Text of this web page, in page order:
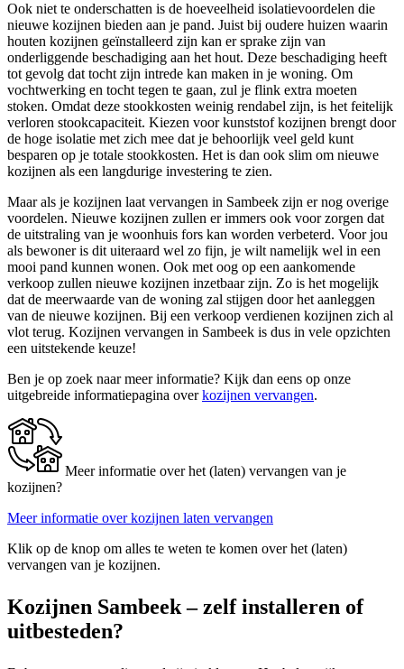
Ook niet te onderschatten is de hoeveelheid isolatievoordelen die
nieuwe kozijnen bieden aan je pand. Juist bij oudere huizen waarin
houten kozijnen geïnstalleerd zijn kan er sprake zijn van
onderliggende beschadiging aan het hout. Deze beschadiging heeft
tot gevolg dat tocht zijn intrede kan maken in je woning. Om
vochtwerking en tocht tegen te gaan, zul je flink extra moeten
stoken. Omdat deze stookkosten weinig rendabel zijn, is het feitelijk
verloren stookcapaciteit. Kiezen voor kunststof kozijnen brengt door
de hoge isolatie met zich mee dat je behoorlijk veel geld kunt
besparen op je totale stookkosten. Het is dan ook slim om nieuwe
kozijnen als een langdurige investering te zien.
Maar als je kozijnen laat vervangen in Sambeek zijn er nog overige
voordelen. Nieuwe kozijnen zullen er immers ook voor zorgen dat
de uitstraling van je woonhuis fors kan worden verbeterd. Voor jou
als bewoner is dit uiteraard wel zo fijn, je wilt namelijk wel in een
mooi pand kunnen wonen. Ook met oog op een aankomende
verkoop zullen nieuwe kozijnen inzetbaar zijn. Zo is het mogelijk
dat de meerwaarde van de woning zal stijgen door het aanleggen
van de nieuwe kozijnen. Bij een verkoop verdienen kozijnen zich al
vlot terug. Kozijnen vervangen in Sambeek is dus in vele opzichten
een uitstekende keuze!
Ben je op zoek naar meer informatie? Kijk dan eens op onze
uitgebreide informatiepagina overkozijnen vervangen.
Meer informatie over het (laten) vervangen van je
kozijnen?
Meer informatie over kozijnen laten vervangen
Klik op de knop om alles te weten te komen over het (laten)
vervangen van je kozijnen.
Kozijnen Sambeek – zelf installeren of
uitbesteden?